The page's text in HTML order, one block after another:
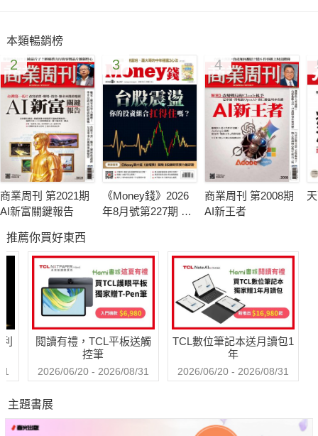
本類暢銷榜
2
商業周刊 第2021期
AI新富關鍵報告
3
《Money錢》2026
年8月號第227期 台
庭真實故事 揭開資
產配置致命傷
4
商業周刊 第2008期
AI新王者
推薦你買好東西
閱讀有禮，TCL平板送觸
控筆
2026/06/20 - 2026/08/31
TCL數位筆記本送月讀包1
年
2026/06/20 - 2026/08/31
主題書展